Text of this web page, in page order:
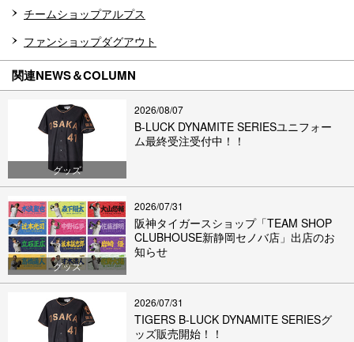
チームショップアルプス
ファンショップダグアウト
関連NEWS＆COLUMN
グッズ
2026/08/07
B-LUCK DYNAMITE SERIESユニフォー
ム最終受注受付中！！
グッズ
2026/07/31
阪神タイガースショップ「TEAM SHOP
CLUBHOUSE新静岡セノバ店」出店のお
知らせ
2026/07/31
TIGERS B-LUCK DYNAMITE SERIESグ
ッズ販売開始！！